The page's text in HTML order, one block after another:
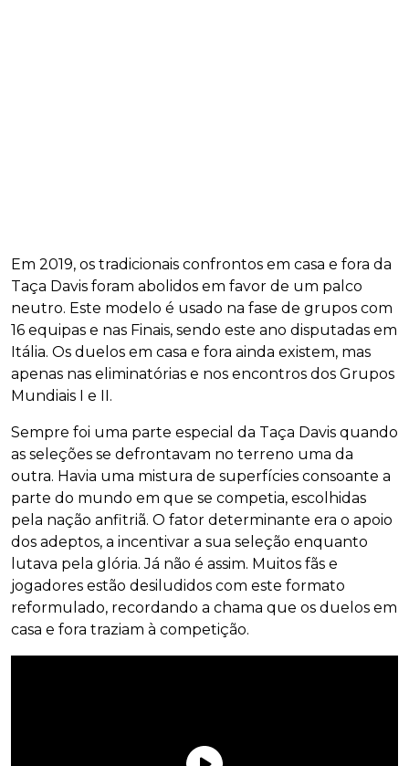
Em 2019, os tradicionais confrontos em casa e fora da
Taça Davis foram abolidos em favor de um palco
neutro. Este modelo é usado na fase de grupos com
16 equipas e nas Finais, sendo este ano disputadas em
Itália. Os duelos em casa e fora ainda existem, mas
apenas nas eliminatórias e nos encontros dos Grupos
Mundiais I e II.
Sempre foi uma parte especial da Taça Davis quando
as seleções se defrontavam no terreno uma da
outra. Havia uma mistura de superfícies consoante a
parte do mundo em que se competia, escolhidas
pela nação anfitriã. O fator determinante era o apoio
dos adeptos, a incentivar a sua seleção enquanto
lutava pela glória. Já não é assim. Muitos fãs e
jogadores estão desiludidos com este formato
reformulado, recordando a chama que os duelos em
casa e fora traziam à competição.